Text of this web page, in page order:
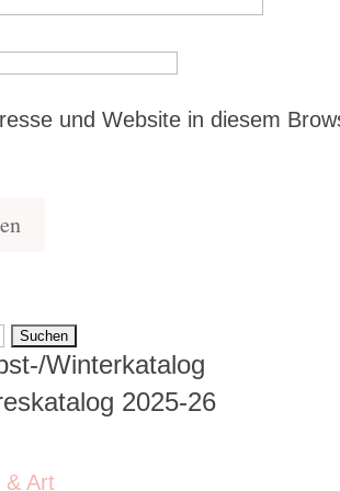
und Website in diesem
Winterkatalog
2025-26
& Art